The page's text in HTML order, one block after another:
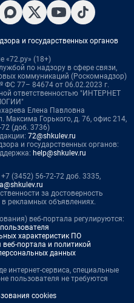
и государственных органов
«72.ру» (18+)
по надзору в сфере связи,
коммуникаций (Роскомнадзор)
77– 84674 от 06.02.2023 г.
ответственностью "ИНТЕРНЕТ
Елена Павловна
Максима Горького, д. 76, офис 214,
(доб. 3736)
72@shkulev.ru
и государственных органов:
help@shkulev.ru
(3452) 56-72-72 доб. 3335,
за достоверность
рекламных объявлениях.
веб-портала регулируются:
характеристик ПО
портала и политикой
данных
интернет-сервиса, специальные
пользователя не требуются
cookies